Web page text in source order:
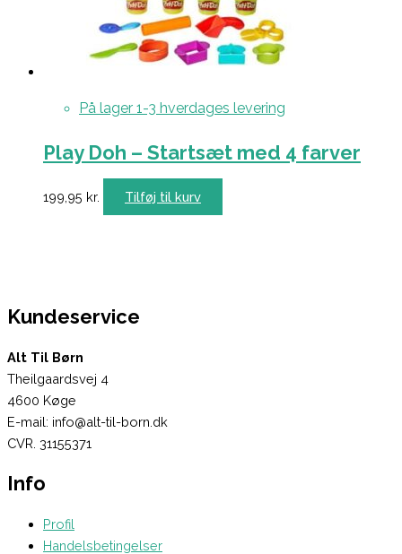
På lager 1-3 hverdages levering
Play Doh – Startsæt med 4 farver
199,95 kr. Tilføj til kurv
Kundeservice
Alt Til Børn
Theilgaardsvej 4
4600 Køge
E-mail: info@alt-til-born.dk
CVR. 31155371
Info
Profil
Handelsbetingelser